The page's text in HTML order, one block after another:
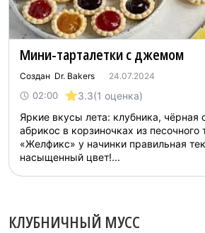
Мини-тарталетки с джемом
Создан Dr. Bakers 24.07.2024
02:00 3.3(1 оценка)
Яркие вкусы лета: клубника, чёрная
абрикос в корзиночках из песочного
«Желфикс» у начинки правильная
насыщенный цвет!...
КЛУБНИЧНЫЙ МУСС